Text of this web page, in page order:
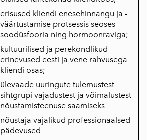
erisused kliendi enesehinnangu ja -
väärtustamise protsessis seoses
soodüsfooria ning hormoonraviga;
kultuurilised ja perekondlikud
erinevused eesti ja vene rahvusega
kliendi osas;
ülevaade uuringute tulemustest
sihtgrupi vajadustest ja võimalustest
nõustamisteenuse saamiseks
nõustaja vajalikud professionaalsed
pädevused